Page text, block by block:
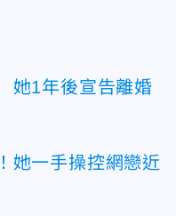
她1年後宣告離婚
她一手操控網戀近